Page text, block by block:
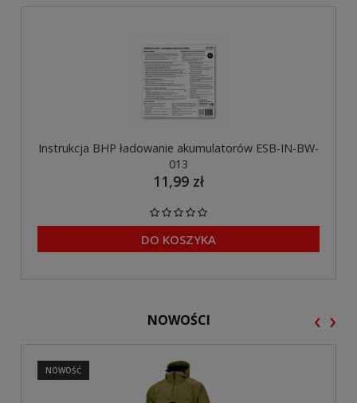
Instrukcja BHP ładowanie akumulatorów ESB-IN-BW-
013
11,99 zł
DO KOSZYKA
NOWOŚCI
NOWOŚĆ
‹ ›